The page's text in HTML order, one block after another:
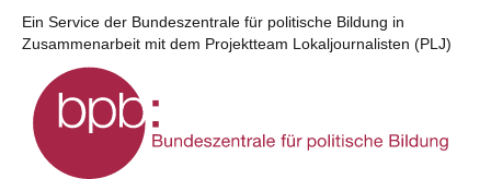
Ein Service der Bundeszentrale für politische Bildung in
Zusammenarbeit mit dem Projektteam Lokaljournalisten (PLJ)